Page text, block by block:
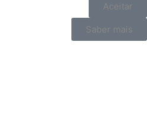
Aceitar
Saber mais